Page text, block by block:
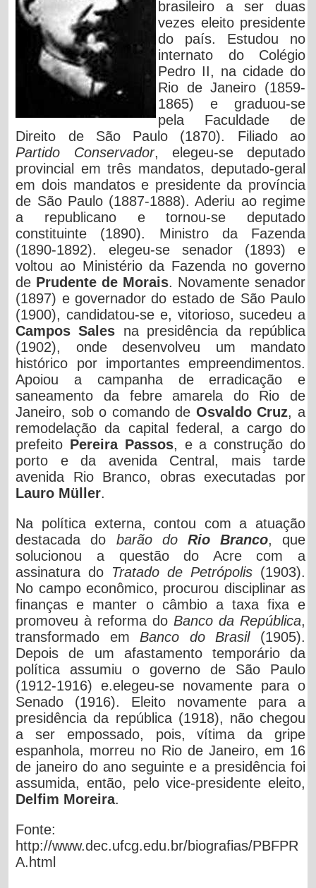
brasileiro a ser duas
vezes eleito presidente
do país. Estudou no
internato do Colégio
Pedro II, na cidade do
Rio de Janeiro (1859-
1865) e graduou-se
pela Faculdade de
Direito de São Paulo (1870). Filiado ao
Partido Conservador, elegeu-se deputado
provincial em três mandatos, deputado-geral
em dois mandatos e presidente da província
de São Paulo (1887-1888). Aderiu ao regime
a republicano e tornou-se deputado
constituinte (1890). Ministro da Fazenda
(1890-1892). elegeu-se senador (1893) e
voltou ao Ministério da Fazenda no governo
de Prudente de Morais. Novamente senador
(1897) e governador do estado de São Paulo
(1900), candidatou-se e, vitorioso, sucedeu a
Campos Sales na presidência da república
(1902), onde desenvolveu um mandato
histórico por importantes empreendimentos.
Apoiou a campanha de erradicação e
saneamento da febre amarela do Rio de
Janeiro, sob o comando de Osvaldo Cruz, a
remodelação da capital federal, a cargo do
prefeito Pereira Passos, e a construção do
porto e da avenida Central, mais tarde
avenida Rio Branco, obras executadas por
Lauro Müller.
Na política externa, contou com a atuação
destacada do barão do Rio Branco, que
solucionou a questão do Acre com a
assinatura do Tratado de Petrópolis (1903).
No campo econômico, procurou disciplinar as
finanças e manter o câmbio a taxa fixa e
promoveu à reforma do Banco da República,
transformado em Banco do Brasil(1905).
Depois de um afastamento temporário da
política assumiu o governo de São Paulo
(1912-1916) e.elegeu-se novamente para o
Senado (1916). Eleito novamente para a
presidência da república (1918), não chegou
a ser empossado, pois, vítima da gripe
espanhola, morreu no Rio de Janeiro, em 16
de janeiro do ano seguinte e a presidência foi
assumida, então, pelo vice-presidente eleito,
Delfim Moreira.
Fonte:
http://www.dec.ufcg.edu.br/biografias/PBFPR
A.html